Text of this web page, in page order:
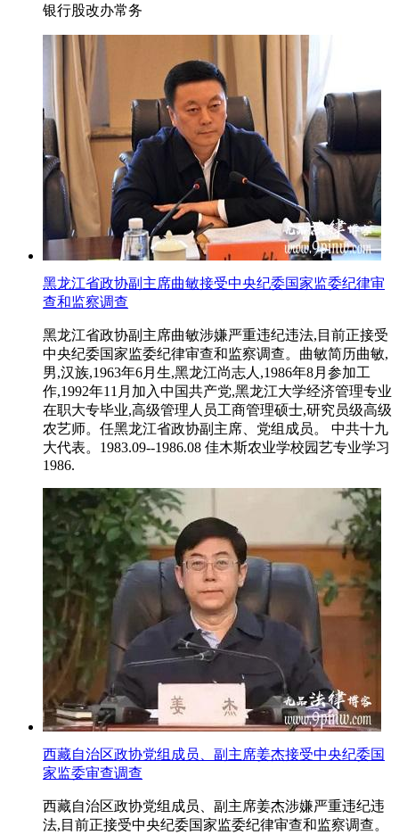
银行股改办常务
黑龙江省政协副主席曲敏接受中央纪委国家监委纪律审
查和监察调查
黑龙江省政协副主席曲敏涉嫌严重违纪违法,目前正接受
中央纪委国家监委纪律审查和监察调查。曲敏简历曲敏,
男,汉族,1963年6月生,黑龙江尚志人,1986年8月参加工
作,1992年11月加入中国共产党,黑龙江大学经济管理专业
在职大专毕业,高级管理人员工商管理硕士,研究员级高级
农艺师。任黑龙江省政协副主席、党组成员。 中共十九
大代表。1983.09--1986.08 佳木斯农业学校园艺专业学习
1986.
西藏自治区政协党组成员、副主席姜杰接受中央纪委国
家监委审查调查
西藏自治区政协党组成员、副主席姜杰涉嫌严重违纪违
法,目前正接受中央纪委国家监委纪律审查和监察调查。